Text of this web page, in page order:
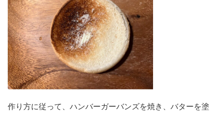
作り方に従って、ハンバーガーバンズを焼き、バターを塗